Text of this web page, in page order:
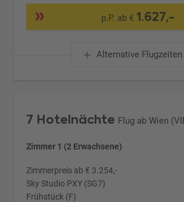
p.P. ab € 1.627,-
Alternative Flugzeiten
7 Hotelnächte Flug ab Wien
Zimmer 1 (2 Erwachsene)
Zimmerpreis ab € 3.254,-
Sky Studio PXY (SG7)
Frühstück (F)